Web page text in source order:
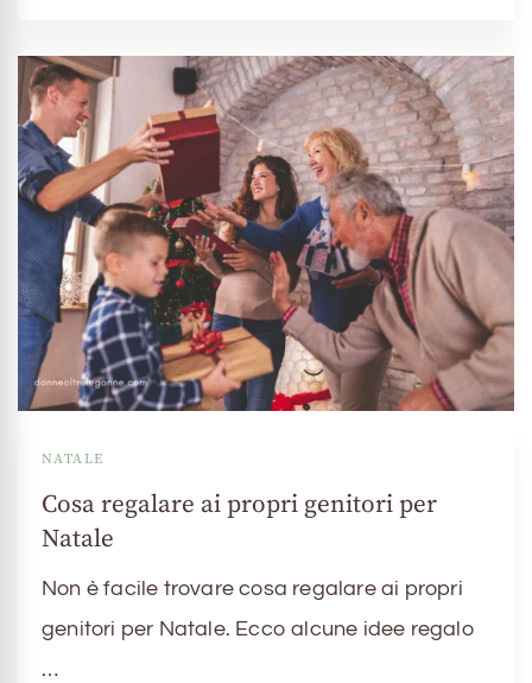
NATALE
Cosa regalare ai propri genitori per
Natale
Non è facile trovare cosa regalare ai propri
genitori per Natale. Ecco alcune idee regalo
…